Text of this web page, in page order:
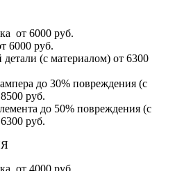
от 6000 руб.
6000 руб.
(с материалом) от 6300
до 30% повреждения (с
руб.
до 50% повреждения (с
руб.